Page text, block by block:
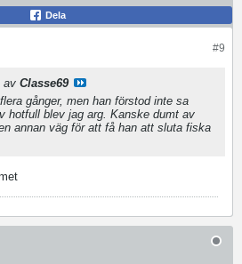
Dela
#9
av Classe69
gånger, men han förstod inte sa
hotfull blev jag arg. Kanske dumt av
annan väg för att få han att sluta fiska